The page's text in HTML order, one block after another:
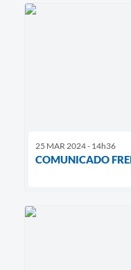
25 MAR 2024 - 14h36
COMUNICADO